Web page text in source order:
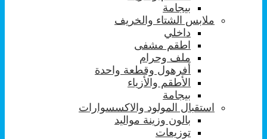
بيجامة
ملابس الشتاء والخريف
داخلي
اطقم مشفى
ملف وحرام
أفرهول وقطعة واحدة
الأطقم والأزياء
بيجامة
استقبال المولود والاكسسوارات
بالون وزينة مواليد
توزيعات